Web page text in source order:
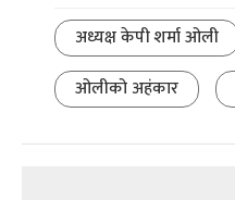
अध्यक्ष केपी शर्मा ओली
ओलीको अहंकार